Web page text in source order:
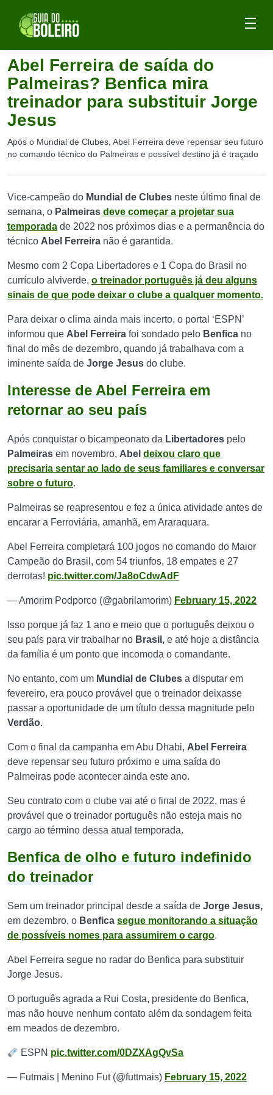
Abel Ferreira de saída do
Palmeiras? Benfica mira
treinador para substituir Jorge
Jesus
Após o Mundial de Clubes, Abel Ferreira deve repensar seu futuro
no comando técnico do Palmeiras e possível destino já é traçado
Vice-campeão do Mundial de Clubes neste último final de
semana, o Palmeiras deve começar a projetar sua
temporada de 2022 nos próximos dias e a permanência do
técnico Abel Ferreira não é garantida.
Mesmo com 2 Copa Libertadores e 1 Copa do Brasil no
currículo alviverde, o treinador português já deu alguns
sinais de que pode deixar o clube a qualquer momento.
Para deixar o clima ainda mais incerto, o portal ‘ESPN’
informou que Abel Ferreira foi sondado pelo Benfica no
final do mês de dezembro, quando já trabalhava com a
iminente saída de Jorge Jesus do clube.
Interesse de Abel Ferreira em
retornar ao seu país
Após conquistar o bicampeonato da Libertadores pelo
Palmeiras em novembro, Abel deixou claro que
precisaria sentar ao lado de seus familiares e conversar
sobre o futuro.
Palmeiras se reapresentou e fez a única atividade antes de
encarar a Ferroviária, amanhã, em Araraquara.
Abel Ferreira completará 100 jogos no comando do Maior
Campeão do Brasil, com 54 triunfos, 18 empates e 27
derrotas! pic.twitter.com/Ja8oCdwAdF
— Amorim Podporco (@gabrilamorim) February 15, 2022
Isso porque já faz 1 ano e meio que o português deixou o
seu país para vir trabalhar no Brasil, e até hoje a distância
da família é um ponto que incomoda o comandante.
No entanto, com um Mundial de Clubes a disputar em
fevereiro, era pouco provável que o treinador deixasse
passar a oportunidade de um título dessa magnitude pelo
Verdão.
Com o final da campanha em Abu Dhabi, Abel Ferreira
deve repensar seu futuro próximo e uma saída do
Palmeiras pode acontecer ainda este ano.
Seu contrato com o clube vai até o final de 2022, mas é
provável que o treinador português não esteja mais no
cargo ao término dessa atual temporada.
Benfica de olho e futuro indefinido
do treinador
Sem um treinador principal desde a saída de Jorge Jesus,
em dezembro, o Benfica segue monitorando a situação
de possíveis nomes para assumirem o cargo.
Abel Ferreira segue no radar do Benfica para substituir
Jorge Jesus.
O português agrada a Rui Costa, presidente do Benfica,
mas não houve nenhum contato além da sondagem feita
em meados de dezembro.
ESPN pic.twitter.com/0DZXAgQvSa
— Futmais | Menino Fut (@futtmais) February 15, 2022